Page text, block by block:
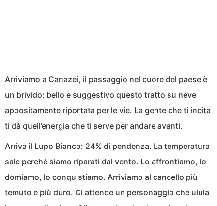
Arriviamo a Canazei, il passaggio nel cuore del paese è
un brivido: bello e suggestivo questo tratto su neve
appositamente riportata per le vie. La gente che ti incita
ti dà quell’energia che ti serve per andare avanti.
Arriva il Lupo Bianco: 24% di pendenza. La temperatura
sale perché siamo riparati dal vento. Lo affrontiamo, lo
domiamo, lo conquistiamo. Arriviamo al cancello più
temuto e più duro. Ci attende un personaggio che ulula